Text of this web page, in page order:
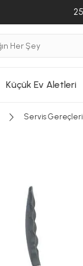
Küçük Ev Aletleri
Servis Gereçleri